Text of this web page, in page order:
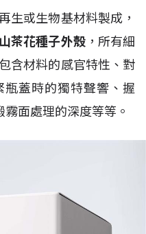
生或生物基材料製成，
山茶花種子外殼，所有細
含材料的感官特性、對
蓋時的獨特聲響、握
面處理的深度等等。